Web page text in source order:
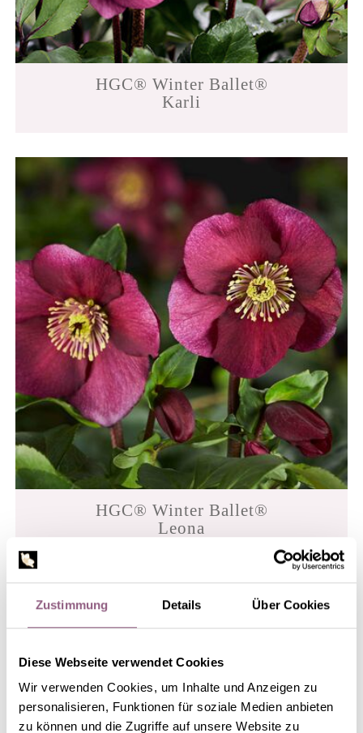
Zustimmung Details Über Cookies
Diese Webseite verwendet Cookies
Wir verwenden Cookies, um Inhalte und Anzeigen zu
personalisieren, Funktionen für soziale Medien anbieten
zu können und die Zugriffe auf unsere Website zu
HGC® Winter Ballet®
Karli
HGC® Winter Ballet®
Leona